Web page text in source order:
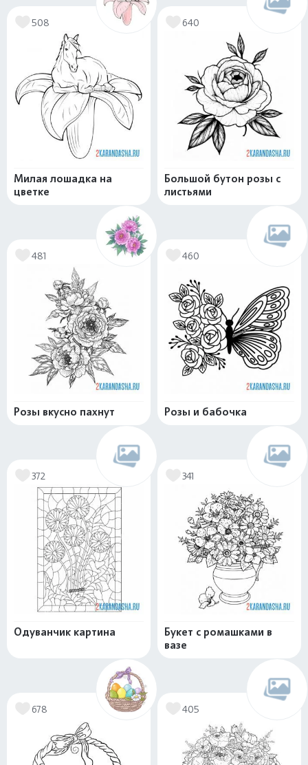
508
Милая лошадка на
цветке
640
Большой бутон розы с
листьями
481
Розы вкусно пахнут
460
Розы и бабочка
372
Одуванчик картина
341
Букет с ромашками в
вазе
678 405